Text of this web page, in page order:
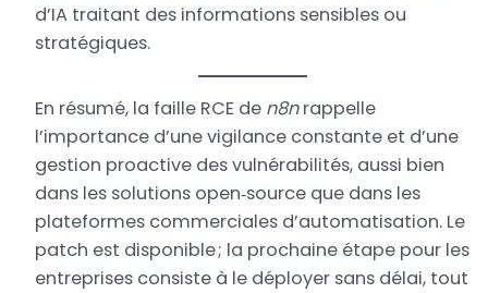
d’IA traitant des informations sensibles ou
stratégiques.
En résumé, la faille RCE de n8nrappelle
l’importance d’une vigilance constante et d’une
gestion proactive des vulnérabilités, aussi bien
dans les solutions open‑source que dans les
plateformes commerciales d’automatisation. Le
patch est disponible ; la prochaine étape pour les
entreprises consiste à le déployer sans délai, tout